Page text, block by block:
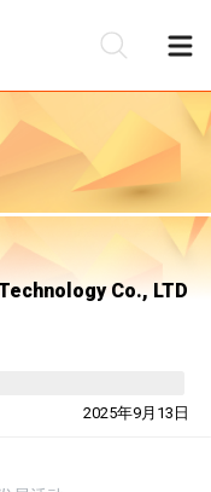
Co., LTD
2025年9月13日